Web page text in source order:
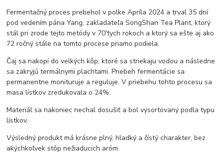
Fermentačný proces prebehol v polke Apríla 2024 a trval 35 dní
pod vedením pána Yang, zakladateľa SongShan Tea Plant, ktorý
stál pri zrode tejto metódy v 70'tych rokoch a ktorý sa ešte aj ako
72 ročný stále na tomto procese priamo podiela.
Čaj sa nakopí do velkých kôp, ktoré sa striekaju vodou a následne
sa zakryjú termálnymi plachtami. Priebeh fermentácie sa
permanentne monituruje a reguluje. V priebehu tohto procesu sa
masa lístkov zredukovala o 24%.
Materiál sa nakoniec nechal dosušiť a bol vysortovaný podla typu
lístkov.
Výsledný produkt má krásne plný, hladký a čístý charakter, bez
akýchkoľvek stôp nežiaducich aróm.